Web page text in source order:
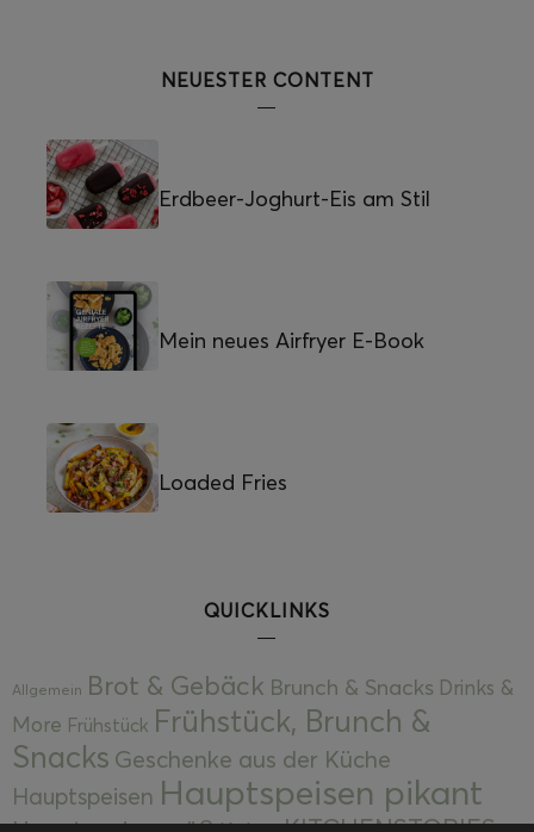
NEUESTER CONTENT
Erdbeer-Joghurt-Eis am Stil
Mein neues Airfryer E-Book
Loaded Fries
QUICKLINKS
Allgemein Brot & Gebäck Brunch & Snacks Drinks &
More Frühstück Frühstück, Brunch &
Snacks Geschenke aus der Küche
Hauptspeisen Hauptspeisen pikant